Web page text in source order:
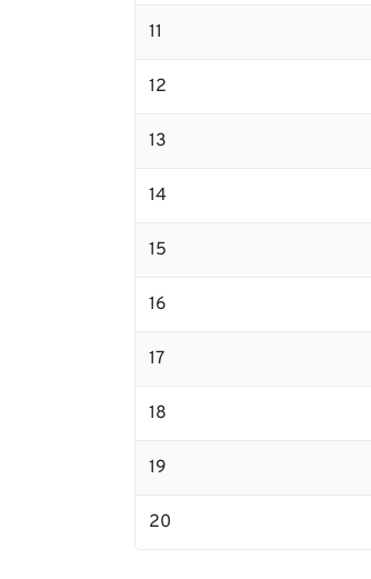
11
12
13
14
15
16
17
18
19
20